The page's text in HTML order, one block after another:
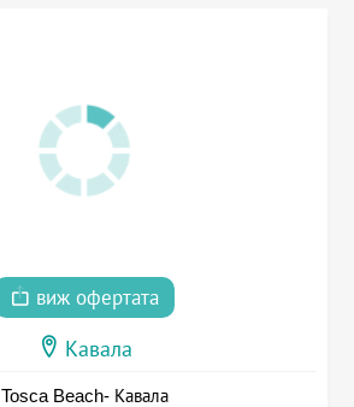
виж офертата
Кавала
Tosca Beach- Кавала